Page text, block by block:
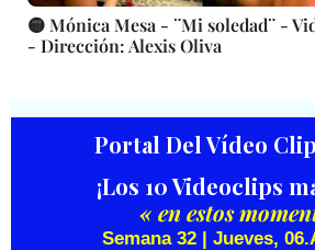
🟡 Mónica Mesa - ¨Mi soledad¨ -
- Dirección: Alexis Oliva
Portal Del Vídeo
¡Los 10 Videoclips
« en estos
Semana 32 | Jueves,